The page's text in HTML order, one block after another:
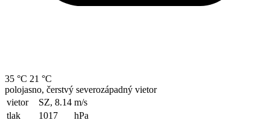
35 °C 21 °C
polojasno, čerstvý severozápadný vietor
vietor
SZ, 8.14 m/s
tlak
1017
hPa